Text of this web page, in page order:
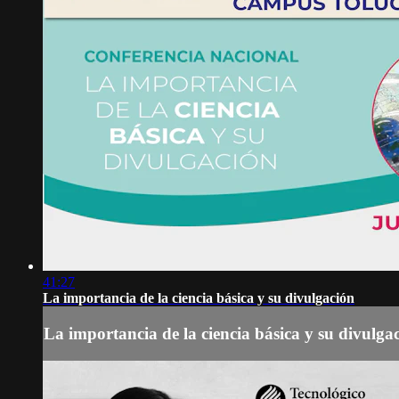
41:27
La importancia de la ciencia básica y su divulgación
La importancia de la ciencia básica y su